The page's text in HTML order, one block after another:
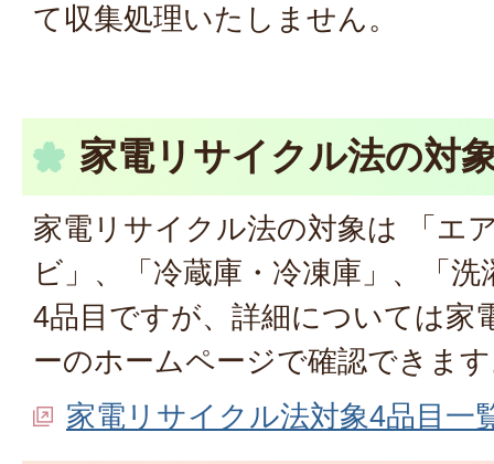
て収集処理いたしません。
家電リサイクル法の対
家電リサイクル法の対象は 「エ
ビ」、「冷蔵庫・冷凍庫」、「
4品目ですが、詳細については家
ーのホームページで確認できま
家電リサイクル法対象4品目一